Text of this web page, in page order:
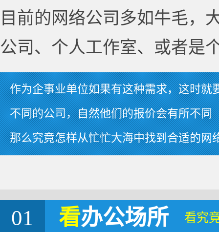
目前的网络公司多如牛毛，
公司、个人工作室、或者是
作为企事业单位如果有这种需求，这时就
不同的公司，自然他们的报价会有所不同
那么究竟怎样从忙忙大海中找到合适的网
01 看办公场所 看究